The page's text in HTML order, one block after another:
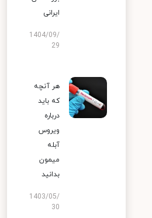
ایرانی
1404/09/
29
هر آنچه
که باید
درباره
ویروس
آبله
میمون
بدانید
1403/05/
30